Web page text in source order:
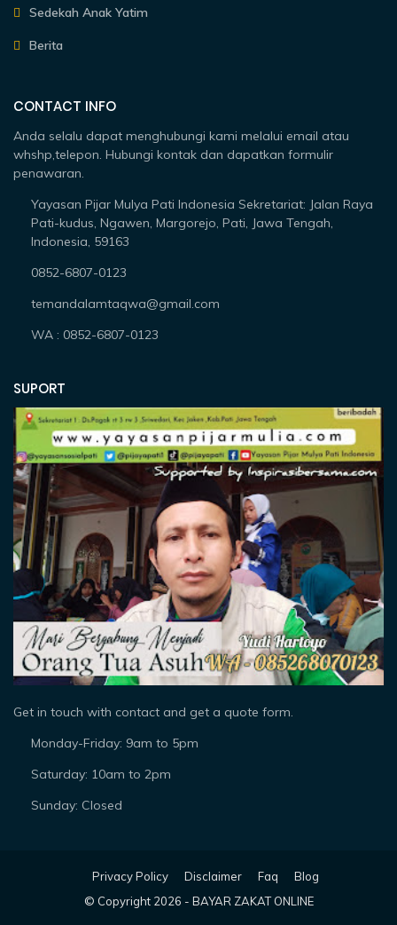
Sedekah Anak Yatim
Berita
CONTACT INFO
Anda selalu dapat menghubungi kami melalui email atau
whshp,telepon. Hubungi kontak dan dapatkan formulir
penawaran.
Yayasan Pijar Mulya Pati Indonesia Sekretariat: Jalan Raya
Pati-kudus, Ngawen, Margorejo, Pati, Jawa Tengah,
Indonesia, 59163
0852-6807-0123
temandalamtaqwa@gmail.com
WA : 0852-6807-0123
SUPORT
Get in touch with contact and get a quote form.
Monday-Friday: 9am to 5pm
Saturday: 10am to 2pm
Sunday: Closed
Privacy Policy Disclaimer Faq
Blog
© Copyright 2026 - BAYAR ZAKAT ONLINE